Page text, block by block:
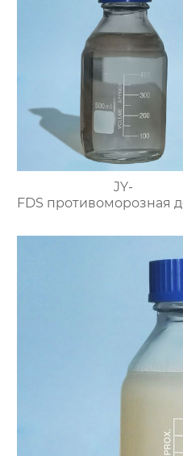
JY-
FDS противоморозная